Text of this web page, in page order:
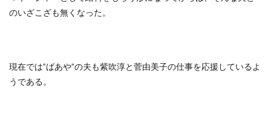
のいざこざも無くなった。
現在では”ばあや”の夫も紫吹淳と菅由美子の仕事を応援しているよ
うである。